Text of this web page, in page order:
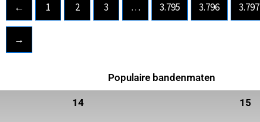
← 1 2 3 … 3.795 3.796 3.797
→
Populaire bandenmaten
14 15